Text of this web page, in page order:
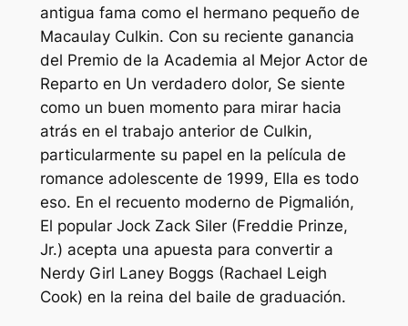
antigua fama como el hermano pequeño de
Macaulay Culkin. Con su reciente ganancia
del Premio de la Academia al Mejor Actor de
Reparto en Un verdadero dolor, Se siente
como un buen momento para mirar hacia
atrás en el trabajo anterior de Culkin,
particularmente su papel en la película de
romance adolescente de 1999, Ella es todo
eso. En el recuento moderno de Pigmalión,
El popular Jock Zack Siler (Freddie Prinze,
Jr.) acepta una apuesta para convertir a
Nerdy Girl Laney Boggs (Rachael Leigh
Cook) en la reina del baile de graduación.